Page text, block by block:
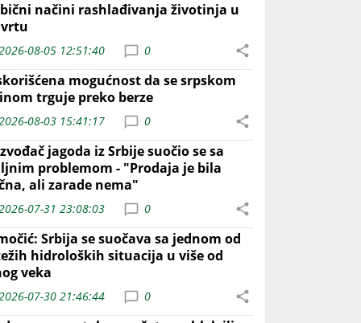
načini rashlađivanja životinja u
vrtu
08-05 12:51:40 0
mogućnost da se srpskom
trguje preko berze
08-03 15:41:17 0
jagoda iz Srbije suočio se sa
problemom - "Prodaja je bila
ali zarade nema"
07-31 23:08:03 0
Srbija se suočava sa jednom od
hidroloških situacija u više od
veka
07-30 21:46:44 0